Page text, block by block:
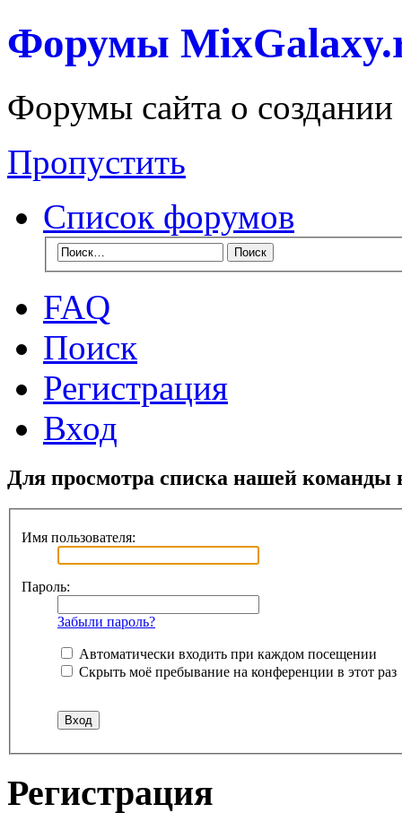
Форумы
Форумы сайта о
Пропустить
Список форумов
FAQ
Поиск
Регистрация
Вход
Для просмотра списка нашей
Имя пользователя:
Пароль:
Забыли пароль?
Автоматически входить при каждом посещении
Скрыть моё пребывание на конференции в этот раз
Регистрация